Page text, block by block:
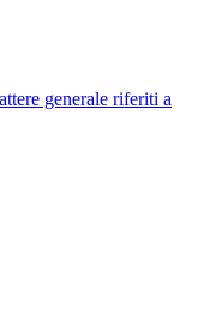
generale riferiti a